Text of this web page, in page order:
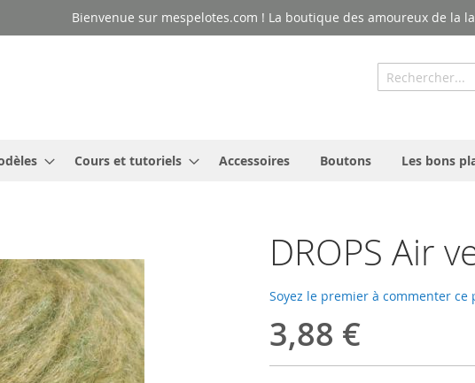
Bienvenue sur mespelotes.com ! La boutique des amoureux de la
Rechercher
Cours et tutoriels Accessoires Boutons Les bons
DROPS Air
Soyez le premier à commenter ce
3,88 €